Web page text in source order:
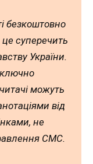
безкоштовно
суперечить
України.
можуть
від
не
СМС.